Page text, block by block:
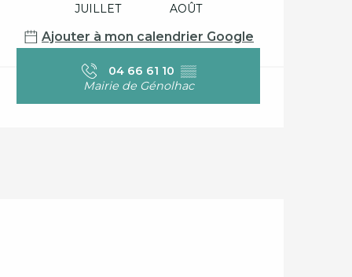
JUILLET AOÛT
Ajouter à mon calendrier Google
04 66 61 10 ▒▒
Mairie de Génolhac